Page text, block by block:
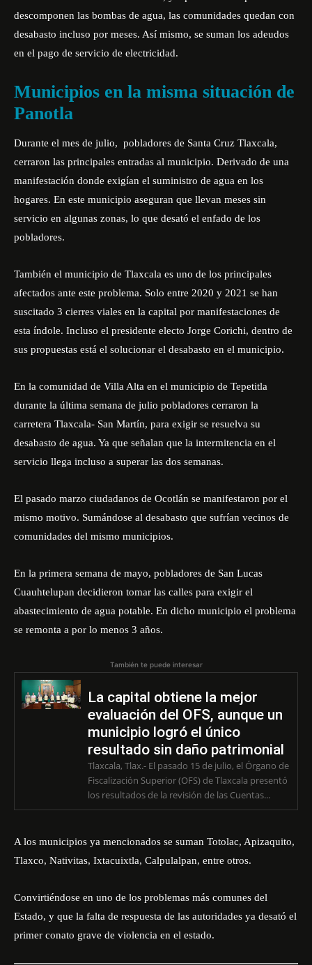
descomponen las bombas de agua, las comunidades quedan con
desabasto incluso por meses. Así mismo, se suman los adeudos
en el pago de servicio de electricidad.
Municipios en la misma situación de
Panotla
Durante el mes de julio, pobladores de Santa Cruz Tlaxcala,
cerraron las principales entradas al municipio. Derivado de una
manifestación donde exigían el suministro de agua en los
hogares. En este municipio aseguran que llevan meses sin
servicio en algunas zonas, lo que desató el enfado de los
pobladores.
También el municipio de Tlaxcala es uno de los principales
afectados ante este problema. Solo entre 2020 y 2021 se han
suscitado 3 cierres viales en la capital por manifestaciones de
esta índole. Incluso el presidente electo Jorge Corichi, dentro de
sus propuestas está el solucionar el desabasto en el municipio.
En la comunidad de Villa Alta en el municipio de Tepetitla
durante la última semana de julio pobladores cerraron la
carretera Tlaxcala- San Martín, para exigir se resuelva su
desabasto de agua. Ya que señalan que la intermitencia en el
servicio llega incluso a superar las dos semanas.
El pasado marzo ciudadanos de Ocotlán se manifestaron por el
mismo motivo. Sumándose al desabasto que sufrían vecinos de
comunidades del mismo municipios.
En la primera semana de mayo, pobladores de San Lucas
Cuauhtelupan decidieron tomar las calles para exigir el
abastecimiento de agua potable. En dicho municipio el problema
se remonta a por lo menos 3 años.
También te puede interesar
La capital obtiene la mejor
evaluación del OFS, aunque un
municipio logró el único
resultado sin daño patrimonial
Tlaxcala, Tlax.- El pasado 15 de julio, el Órgano de
Fiscalización Superior (OFS) de Tlaxcala presentó
los resultados de la revisión de las Cuentas...
A los municipios ya mencionados se suman Totolac, Apizaquito,
Tlaxco, Nativitas, Ixtacuixtla, Calpulalpan, entre otros.
Convirtiéndose en uno de los problemas más comunes del
Estado, y que la falta de respuesta de las autoridades ya desató el
primer conato grave de violencia en el estado.